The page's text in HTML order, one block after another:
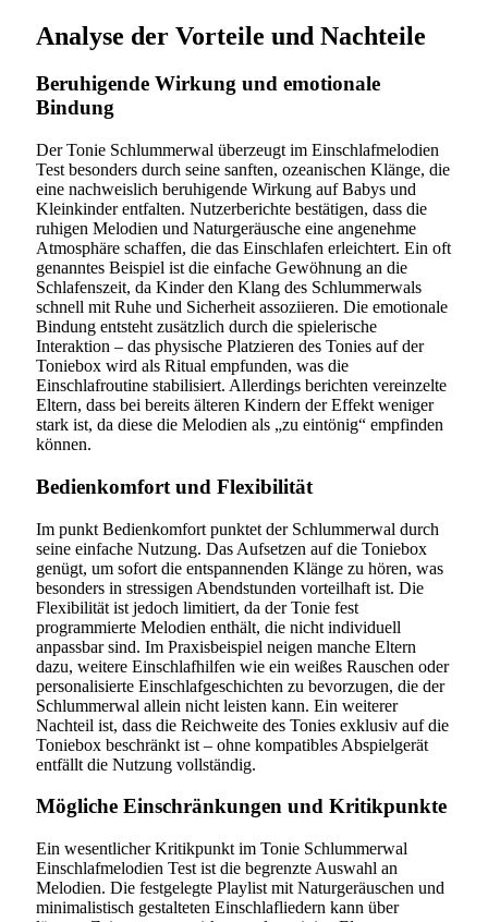
Analyse der Vorteile und Nachteile
Beruhigende Wirkung und emotionale
Bindung
Der Tonie Schlummerwal überzeugt im Einschlafmelodien
Test besonders durch seine sanften, ozeanischen Klänge, die
eine nachweislich beruhigende Wirkung auf Babys und
Kleinkinder entfalten. Nutzerberichte bestätigen, dass die
ruhigen Melodien und Naturgeräusche eine angenehme
Atmosphäre schaffen, die das Einschlafen erleichtert. Ein oft
genanntes Beispiel ist die einfache Gewöhnung an die
Schlafenszeit, da Kinder den Klang des Schlummerwals
schnell mit Ruhe und Sicherheit assoziieren. Die emotionale
Bindung entsteht zusätzlich durch die spielerische
Interaktion – das physische Platzieren des Tonies auf der
Toniebox wird als Ritual empfunden, was die
Einschlafroutine stabilisiert. Allerdings berichten vereinzelte
Eltern, dass bei bereits älteren Kindern der Effekt weniger
stark ist, da diese die Melodien als „zu eintönig“ empfinden
können.
Bedienkomfort und Flexibilität
Im punkt Bedienkomfort punktet der Schlummerwal durch
seine einfache Nutzung. Das Aufsetzen auf die Toniebox
genügt, um sofort die entspannenden Klänge zu hören, was
besonders in stressigen Abendstunden vorteilhaft ist. Die
Flexibilität ist jedoch limitiert, da der Tonie fest
programmierte Melodien enthält, die nicht individuell
anpassbar sind. Im Praxisbeispiel neigen manche Eltern
dazu, weitere Einschlafhilfen wie ein weißes Rauschen oder
personalisierte Einschlafgeschichten zu bevorzugen, die der
Schlummerwal allein nicht leisten kann. Ein weiterer
Nachteil ist, dass die Reichweite des Tonies exklusiv auf die
Toniebox beschränkt ist – ohne kompatibles Abspielgerät
entfällt die Nutzung vollständig.
Mögliche Einschränkungen und Kritikpunkte
Ein wesentlicher Kritikpunkt im Tonie Schlummerwal
Einschlafmelodien Test ist die begrenzte Auswahl an
Melodien. Die festgelegte Playlist mit Naturgeräuschen und
minimalistisch gestalteten Einschlafliedern kann über